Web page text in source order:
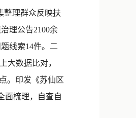
微信
整理群众反映扶
理公告2100余
线索14件。二
大数据比对，
。印发《苏仙区
面梳理，自查自